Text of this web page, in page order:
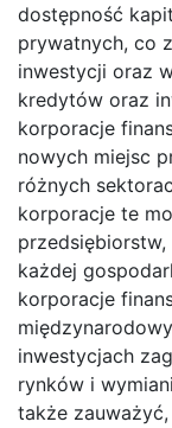
dostępność
prywatnych, co
inwestycji oraz
kredytów oraz
korporacje
nowych miejsc
różnych
korporacje te
każdej
korporacje
inwestycjach
rynków i
także